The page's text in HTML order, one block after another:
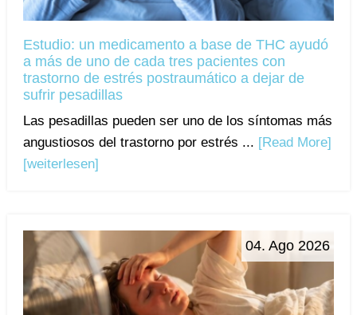
Estudio: un medicamento a base de THC ayudó
a más de uno de cada tres pacientes con
trastorno de estrés postraumático a dejar de
sufrir pesadillas
Las pesadillas pueden ser uno de los síntomas más
angustiosos del trastorno por estrés ... [Read More]
[weiterlesen]
04. Ago 2026